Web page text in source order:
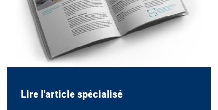
Lire l'article spécialisé